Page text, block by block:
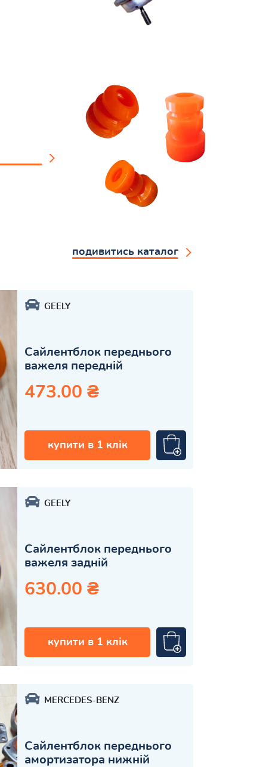
подивитись каталог
GEELY
Сайлентблок переднього
важеля передній
473.00 ₴
купити в 1 клік
GEELY
Сайлентблок переднього
важеля задній
630.00 ₴
купити в 1 клік
MERCEDES-BENZ
Сайлентблок переднього
амортизатора нижній